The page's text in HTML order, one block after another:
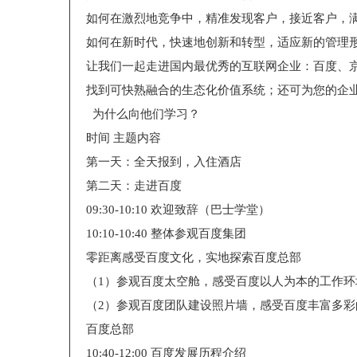
如何在激烈地竞争中，精准发现客户，接近客户，
如何在新时代，快速地创新和转型，适应新的管理
让我们一起走进国内最优秀的互联网企业：百度
找到可快熟融合的生态化价值系统；还可为您的企
为什么向他们学习？
时间 主题内容
第一天：全天报到，入住酒店
第二天：走进百度
09:30-10:10 欢迎致辞（巴士学堂）
10:10-10:40 整体参观百度集团
零距离感受百度文化，实地探索百度总部
（1）参观百度太空舱，感受百度以人为本的工作
（2）参观百度团队建设照片墙，感受百度丰富多
百度总部
10:40-12:00 百度发展历程介绍